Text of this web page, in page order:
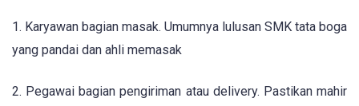
1. Karyawan bagian masak. Umumnya lulusan SMK tata boga
yang pandai dan ahli memasak
2. Pegawai bagian pengiriman atau delivery. Pastikan mahir